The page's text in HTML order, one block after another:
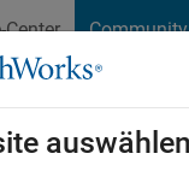
Community
Cody
Durchsuchen
auswählen